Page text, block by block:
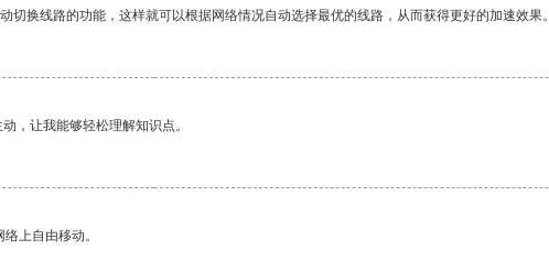
换线路的功能，这样就可以根据网络情况自动选择最优的线路，从而获得更好的加速效果。
，让我能够轻松理解知识点。
上自由移动。